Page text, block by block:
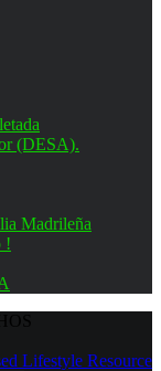
(DESA).
Madrileña
!